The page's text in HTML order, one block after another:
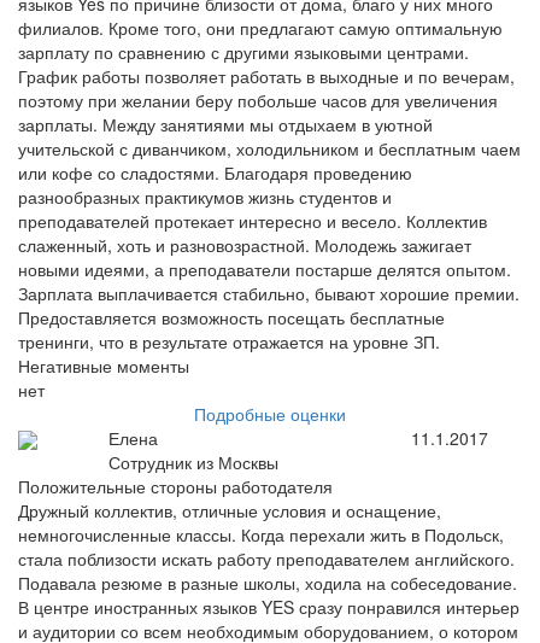
филиалов. Кроме того, они предлагают самую оптимальную
зарплату по сравнению с другими языковыми центрами.
График работы позволяет работать в выходные и по вечерам,
поэтому при желании беру побольше часов для увеличения
зарплаты. Между занятиями мы отдыхаем в уютной
учительской с диванчиком, холодильником и бесплатным чаем
или кофе со сладостями. Благодаря проведению
разнообразных практикумов жизнь студентов и
преподавателей протекает интересно и весело. Коллектив
слаженный, хоть и разновозрастной. Молодежь зажигает
новыми идеями, а преподаватели постарше делятся опытом.
Зарплата выплачивается стабильно, бывают хорошие премии.
Предоставляется возможность посещать бесплатные
тренинги, что в результате отражается на уровне ЗП.
Негативные моменты
нет
Подробные оценки
Елена
Сотрудник из Москвы
11.1.2017
Положительные стороны работодателя
Дружный коллектив, отличные условия и оснащение,
немногочисленные классы. Когда перехали жить в Подольск,
стала поблизости искать работу преподавателем английского.
Подавала резюме в разные школы, ходила на собеседование.
В центре иностранных языков YES сразу понравился интерьер
и аудитории со всем необходимым оборудованием, о котором